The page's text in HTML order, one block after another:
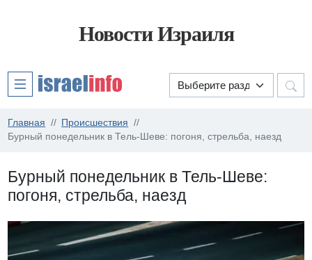
Новости Израиля
Главная
Происшествия
Бурный понедельник в Тель-Шеве: погоня, стрельба, наезд
Бурный понедельник в Тель-Шеве:
погоня, стрельба, наезд